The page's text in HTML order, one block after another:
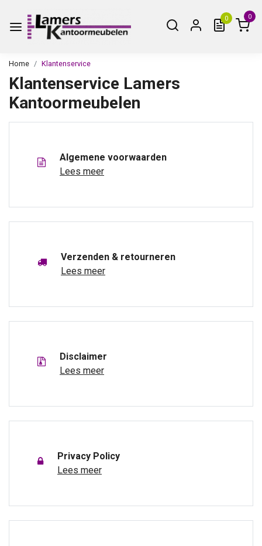
0 0
Home Klantenservice
Klantenservice Lamers
Kantoormeubelen
Algemene voorwaarden
Lees meer
Verzenden & retourneren
Lees meer
Disclaimer
Lees meer
Privacy Policy
Lees meer